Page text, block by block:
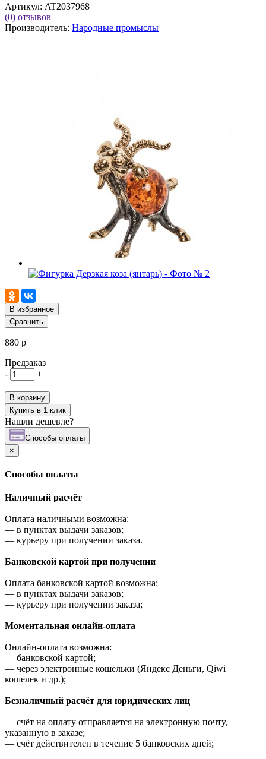
Артикул: AT2037968
(0) отзывов
Производитель: Народные промыслы
В избранное
Сравнить
880 р
Предзаказ
-
+
В корзину
Купить в 1 клик
Нашли дешевле?
Cпособы оплаты
×
Cпособы оплаты
Наличный расчёт
Оплата наличными возможна:
— в пунктах выдачи заказов;
— курьеру при получении заказа.
Банковской картой при получении
Оплата банковской картой возможна:
— в пунктах выдачи заказов;
— курьеру при получении заказа;
Моментальная онлайн-оплата
Онлайн-оплата возможна:
— банковской картой;
— через электронные кошельки (Яндекс Деньги, Qiwi
кошелек и др.);
Безналичный расчёт для юридических лиц
— счёт на оплату отправляется на электронную почту,
указанную в заказе;
— счёт действителен в течение 5 банковских дней;